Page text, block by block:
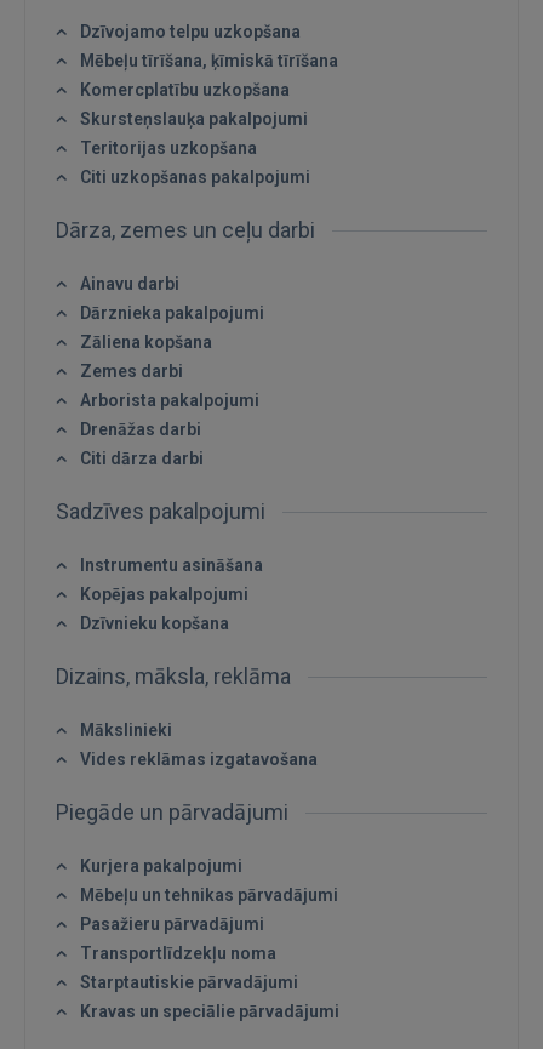
Ienākt
IENĀKT
Aizmirsāt paroli?
Dzīvojamo telpu uzkopšana
Mēbeļu tīrīšana, ķīmiskā tīrīšana
Komercplatību uzkopšana
Skursteņslauķa pakalpojumi
Teritorijas uzkopšana
Citi uzkopšanas pakalpojumi
Dārza, zemes un ceļu darbi
Ainavu darbi
Dārznieka pakalpojumi
Zāliena kopšana
Zemes darbi
Arborista pakalpojumi
Drenāžas darbi
Citi dārza darbi
Sadzīves pakalpojumi
Instrumentu asināšana
Kopējas pakalpojumi
Dzīvnieku kopšana
Dizains, māksla, reklāma
Mākslinieki
Vides reklāmas izgatavošana
Piegāde un pārvadājumi
Kurjera pakalpojumi
Mēbeļu un tehnikas pārvadājumi
Pasažieru pārvadājumi
Transportlīdzekļu noma
Starptautiskie pārvadājumi
Kravas un speciālie pārvadājumi